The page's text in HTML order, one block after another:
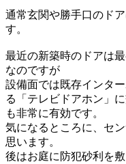
通常玄関や勝手口のド
す。
最近の新築時のドアは
なのですが
設備面では既存インタ
る「テレビドアホン」
も非常に有効です。
気になるところに、セ
思います。
後はお庭に防犯砂利を